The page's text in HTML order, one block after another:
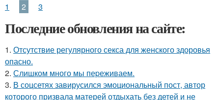
1 2 3
Последние обновления на сайте:
1. Отсутствие регулярного секса для женского здоровья
опасно.
2. Слишком много мы пеpеживаем.
3. В соцсетях завирусился эмоциональный пост, автор
которого призвала матерей отдыхать без детей и не